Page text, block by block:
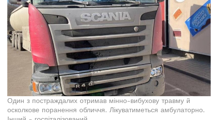
Один з постраждалих отримав мінно-вибухову травму й
осколкове поранення обличчя. Лікуватиметься амбулаторно.